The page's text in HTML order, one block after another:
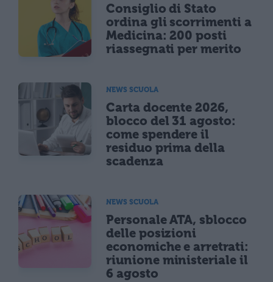
Consiglio di Stato
ordina gli scorrimenti a
Medicina: 200 posti
riassegnati per merito
NEWS SCUOLA
Carta docente 2026,
blocco del 31 agosto:
come spendere il
residuo prima della
scadenza
NEWS SCUOLA
Personale ATA, sblocco
delle posizioni
economiche e arretrati:
riunione ministeriale il
6 agosto